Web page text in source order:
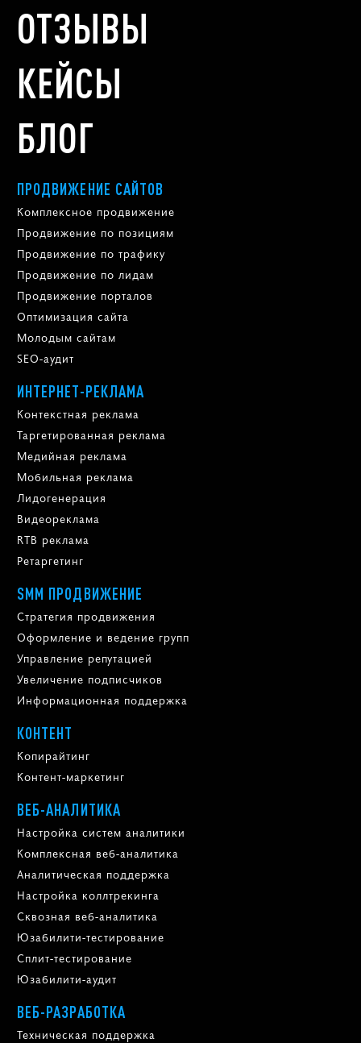
ОТЗЫВЫ
КЕЙСЫ
БЛОГ
ПРОДВИЖЕНИЕ САЙТОВ
Комплексное продвижение
Продвижение по позициям
Продвижение по трафику
Продвижение по лидам
Продвижение порталов
Оптимизация сайта
Молодым сайтам
SEO-аудит
ИНТЕРНЕТ-РЕКЛАМА
Контекстная реклама
Таргетированная реклама
Медийная реклама
Мобильная реклама
Лидогенерация
Видеореклама
RTB реклама
Ретаргетинг
SMM ПРОДВИЖЕНИЕ
Стратегия продвижения
Оформление и ведение групп
Управление репутацией
Увеличение подписчиков
Информационная поддержка
КОНТЕНТ
Копирайтинг
Контент-маркетинг
ВЕБ-АНАЛИТИКА
Настройка систем аналитики
Комплексная веб-аналитика
Аналитическая поддержка
Настройка коллтрекинга
Сквозная веб-аналитика
Юзабилити-тестирование
Сплит-тестирование
Юзабилити-аудит
ВЕБ-РАЗРАБОТКА
Техническая поддержка